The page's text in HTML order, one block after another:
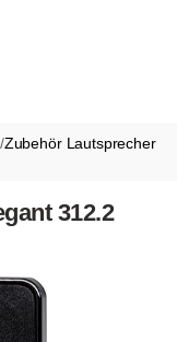
/Zubehör Lautsprecher
312.2